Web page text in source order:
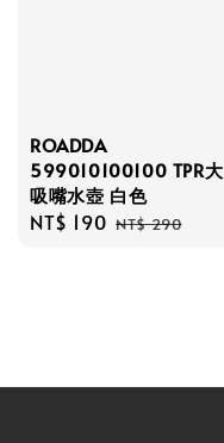
ROADDA
599010100100 TPR大
吸嘴水壺 白色
Sale
NT$ 190 Regular
NT$ 290